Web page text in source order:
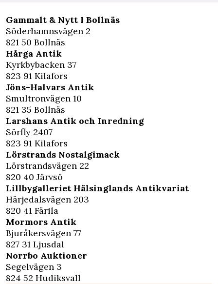
Gammalt & Nytt I Bollnäs
Söderhamnsvägen 2
821 50 Bollnäs
Hårga Antik
Kyrkbybacken 37
823 91 Kilafors
Jöns-Halvars Antik
Smultronvägen 10
821 35 Bollnäs
Larshans Antik och Inredning
Sörfly 2407
823 91 Kilafors
Lörstrands Nostalgimack
Lörstrandsvägen 22
820 40 Järvsö
Lillbygalleriet Hälsinglands Antikvariat
Härjedalsvägen 203
820 41 Färila
Mormors Antik
Bjuråkersvägen 77
827 31 Ljusdal
Norrbo Auktioner
Segelvägen 3
824 52 Hudiksvall